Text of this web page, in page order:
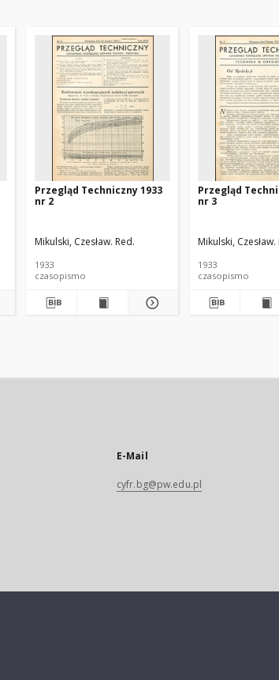
Przegląd Techniczny 1933
nr 2
Mikulski, Czesław. Red.
1933
czasopismo
Przegląd
nr 3
Mikulski, Czesław.
1933
czasopismo
E-Mail
cyfr.bg@pw.edu.pl